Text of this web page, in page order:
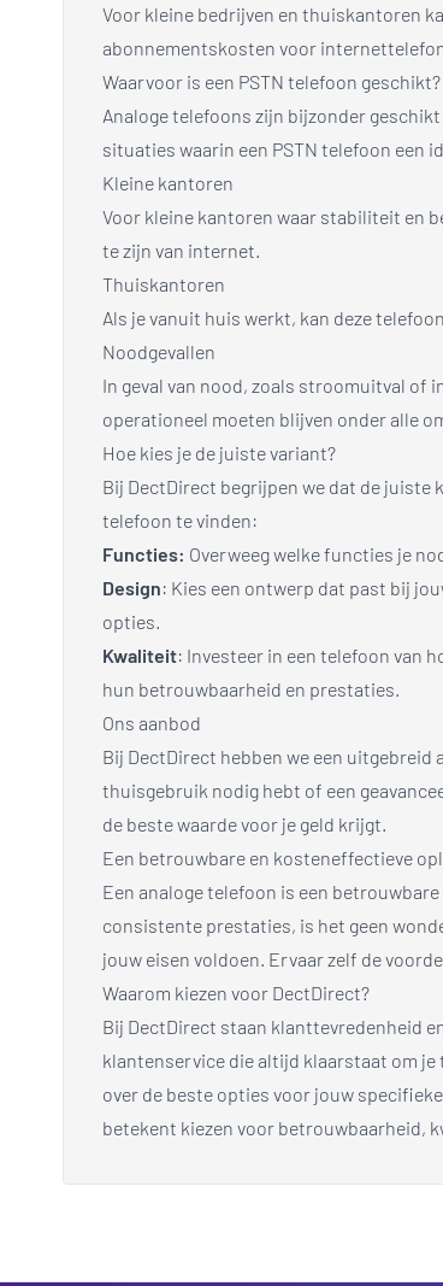
Voor kleine bedrijven en thuiskantoren
abonnementskosten voor
Waarvoor is een PSTN telefoon geschikt?
Analoge telefoons zijn bijzonder
situaties waarin een PSTN telefoon een
Kleine kantoren
Voor kleine kantoren waar stabiliteit en
te zijn van internet.
Thuiskantoren
Als je vanuit huis werkt, kan deze
Noodgevallen
In geval van nood, zoals stroomuitval of
operationeel moeten blijven onder alle
Hoe kies je de juiste variant?
Bij DectDirect begrijpen we dat de juiste
telefoon te vinden:
Functies: Overweeg welke functies je
Design: Kies een ontwerp dat past bij
opties.
Kwaliteit: Investeer in een telefoon van
hun betrouwbaarheid en prestaties.
Ons aanbod
Bij DectDirect hebben we een
thuisgebruik nodig hebt of een
de beste waarde voor je geld krijgt.
Een betrouwbare en kosteneffectieve
Een analoge telefoon is een
consistente prestaties, is het geen
jouw eisen voldoen. Ervaar zelf de
Waarom kiezen voor DectDirect?
Bij DectDirect staan klanttevredenheid
klantenservice die altijd klaarstaat om je
over de beste opties voor jouw
betekent kiezen voor betrouwbaarheid,